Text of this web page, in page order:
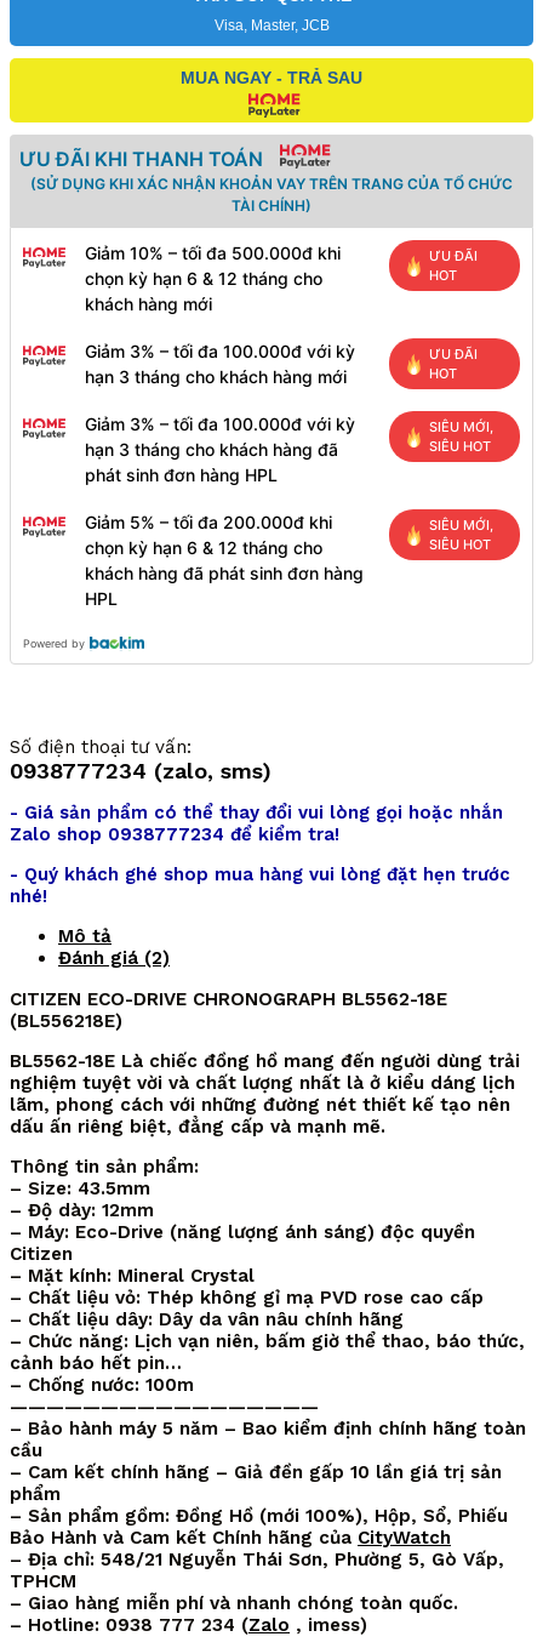
Visa, Master, JCB
MUA NGAY - TRẢ SAU
ƯU ĐÃI KHI THANH TOÁN
(SỬ DỤNG KHI XÁC NHẬN KHOẢN VAY TRÊN TRANG CỦA TỔ CHỨC
TÀI CHÍNH)
Giảm 10% – tối đa 500.000đ khi
chọn kỳ hạn 6 & 12 tháng cho
khách hàng mới
ƯU ĐÃI
HOT
Giảm 3% – tối đa 100.000đ với kỳ
hạn 3 tháng cho khách hàng mới
ƯU ĐÃI
HOT
Giảm 3% – tối đa 100.000đ với kỳ
hạn 3 tháng cho khách hàng đã
phát sinh đơn hàng HPL
SIÊU MỚI,
SIÊU HOT
Giảm 5% – tối đa 200.000đ khi
chọn kỳ hạn 6 & 12 tháng cho
khách hàng đã phát sinh đơn hàng
HPL
SIÊU MỚI,
SIÊU HOT
Powered by
Số điện thoại tư vấn:
0938777234 (zalo, sms)
- Giá sản phẩm có thể thay đổi vui lòng gọi hoặc nhắn
Zalo shop 0938777234 để kiểm tra!
- Quý khách ghé shop mua hàng vui lòng đặt hẹn trước
nhé!
Mô tả
Đánh giá (2)
CITIZEN ECO-DRIVE CHRONOGRAPH BL5562-18E
(BL556218E)
BL5562-18E Là chiếc đồng hồ mang đến người dùng trải
nghiệm tuyệt vời và chất lượng nhất là ở kiểu dáng lịch
lãm, phong cách với những đường nét thiết kế tạo nên
dấu ấn riêng biệt, đẳng cấp và mạnh mẽ.
Thông tin sản phẩm:
– Size: 43.5mm
– Độ dày: 12mm
– Máy: Eco-Drive (năng lượng ánh sáng) độc quyền
Citizen
– Mặt kính: Mineral Crystal
– Chất liệu vỏ: Thép không gỉ mạ PVD rose cao cấp
– Chất liệu dây: Dây da vân nâu chính hãng
– Chức năng: Lịch vạn niên, bấm giờ thể thao, báo thức,
cảnh báo hết pin…
– Chống nước: 100m
—————————————————
– Bảo hành máy 5 năm – Bao kiểm định chính hãng toàn
cầu
– Cam kết chính hãng – Giả đền gấp 10 lần giá trị sản
phẩm
– Sản phẩm gồm: Đồng Hồ (mới 100%), Hộp, Sổ, Phiếu
Bảo Hành và Cam kết Chính hãng của CityWatch
– Địa chỉ: 548/21 Nguyễn Thái Sơn, Phường 5, Gò Vấp,
TPHCM
– Giao hàng miễn phí và nhanh chóng toàn quốc.
– Hotline: 0938 777 234 (Zalo , imess)